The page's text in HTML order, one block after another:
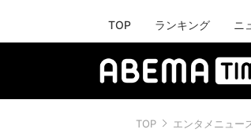
TOP ランキング ニ
TOP エンタメニュー